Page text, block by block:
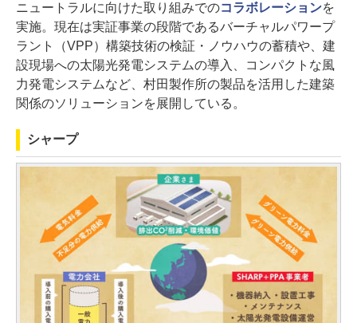
ニュートラルに向けた取り組みでのコラボレーションを
実施。現在は実証事業の段階であるバーチャルパワープ
ラント（VPP）構築技術の検証・ノウハウの蓄積や、建
設現場への太陽光発電システムの導入、コンパクトな風
力発電システムなど、村田製作所の製品を活用した建築
関係のソリューションを展開している。
シャープ